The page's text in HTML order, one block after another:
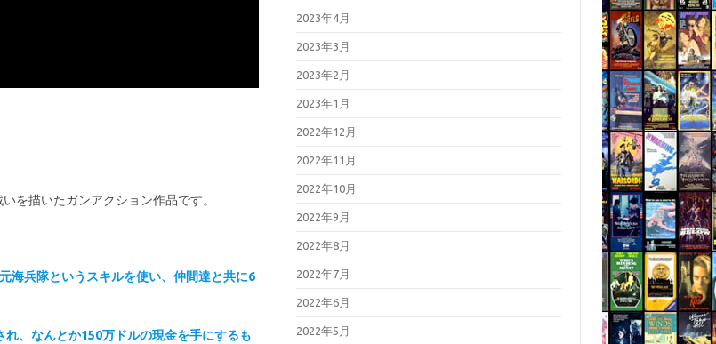
を描いたガンアクション作品です。
海兵隊というスキルを使い、仲間達と共に6
、なんとか150万ドルの現金を手にするも
2023年4月
2023年3月
2023年2月
2023年1月
2022年12月
2022年11月
2022年10月
2022年9月
2022年8月
2022年7月
2022年6月
2022年5月